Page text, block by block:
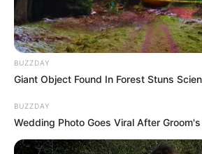
BUZZDAY
Giant Object Found In Forest Stuns
BUZZDAY
Wedding Photo Goes Viral After